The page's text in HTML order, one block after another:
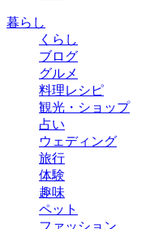
暮らし
くらし
ブログ
グルメ
料理レシピ
観光・ショップ
占い
ウェディング
旅行
体験
趣味
ペット
ファッション